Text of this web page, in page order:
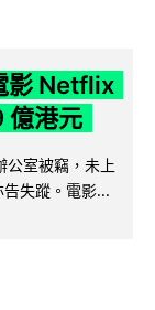
影 Netflix
億港元
公室被竊，未上
失蹤。電影...